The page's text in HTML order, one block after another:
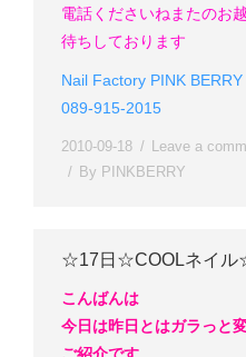
電話くださいね またのお
待ちしております
Nail Factory PINK BERRY
089-915-2015
2010-09-18 Leave a
By PINKBERRY
☆17日☆COOLネイ
こんばんは
今日は昨日とはガラっと